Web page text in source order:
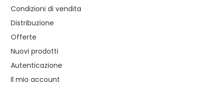
Condizioni di vendita
Distribuzione
Offerte
Nuovi prodotti
Autenticazione
Il mio account